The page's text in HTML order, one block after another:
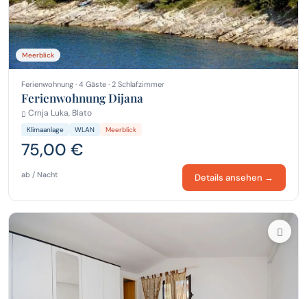
Meerblick
Ferienwohnung · 4 Gäste · 2 Schlafzimmer
Ferienwohnung Dijana
Crnja Luka, Blato
Klimaanlage WLAN Meerblick
75,00 €
ab / Nacht Details ansehen →